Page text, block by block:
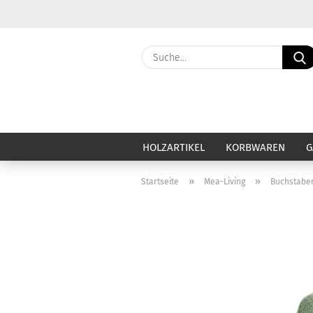
HOLZARTIKEL KORBWAREN
Startseite » Mea-Living »